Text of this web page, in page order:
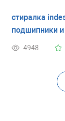
стиралка
подшипники
4948